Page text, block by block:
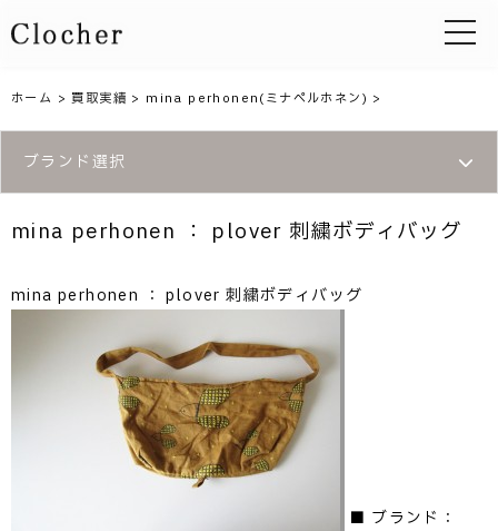
toggle
ホーム >買取実績 > mina perhonen(ミナペルホネン) >
ブランド選択
mina perhonen ： plover 刺繍ボディバッグ
mina perhonen ： plover 刺繍ボディバッグ
■ ブランド：